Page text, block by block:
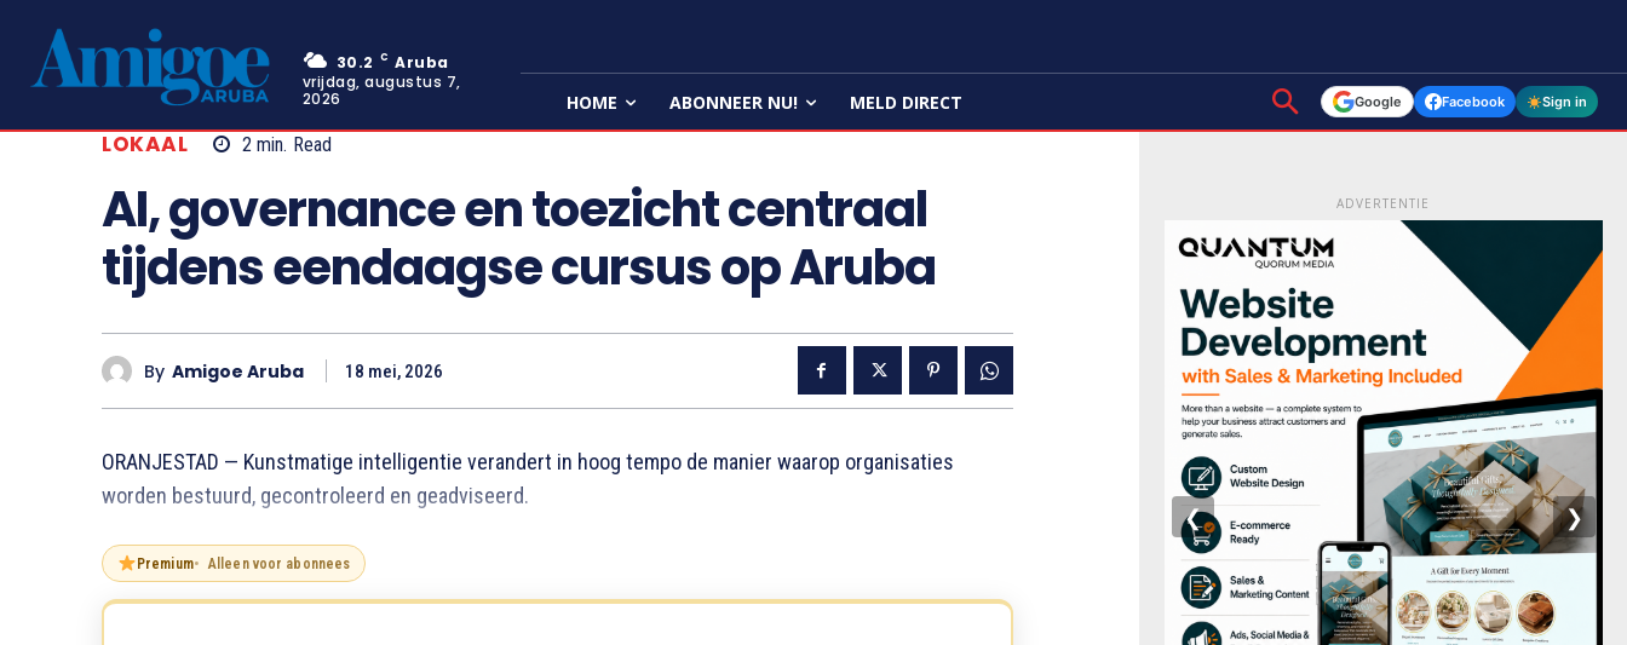
30.2 C Aruba
vrijdag, augustus 7,
2026
HOME ABONNEER NU! MELD DIRECT Google Facebook Sign in
LOKAAL 2 min. Read
AI, governance en toezicht centraal
tijdens eendaagse cursus op Aruba
By Amigoe Aruba 18 mei, 2026
ORANJESTAD — Kunstmatige intelligentie verandert in hoog tempo de manier waarop organisaties
worden bestuurd, gecontroleerd en geadviseerd.
Premium Alleen voor abonnees
ADVERTENTIE
❮ ❯